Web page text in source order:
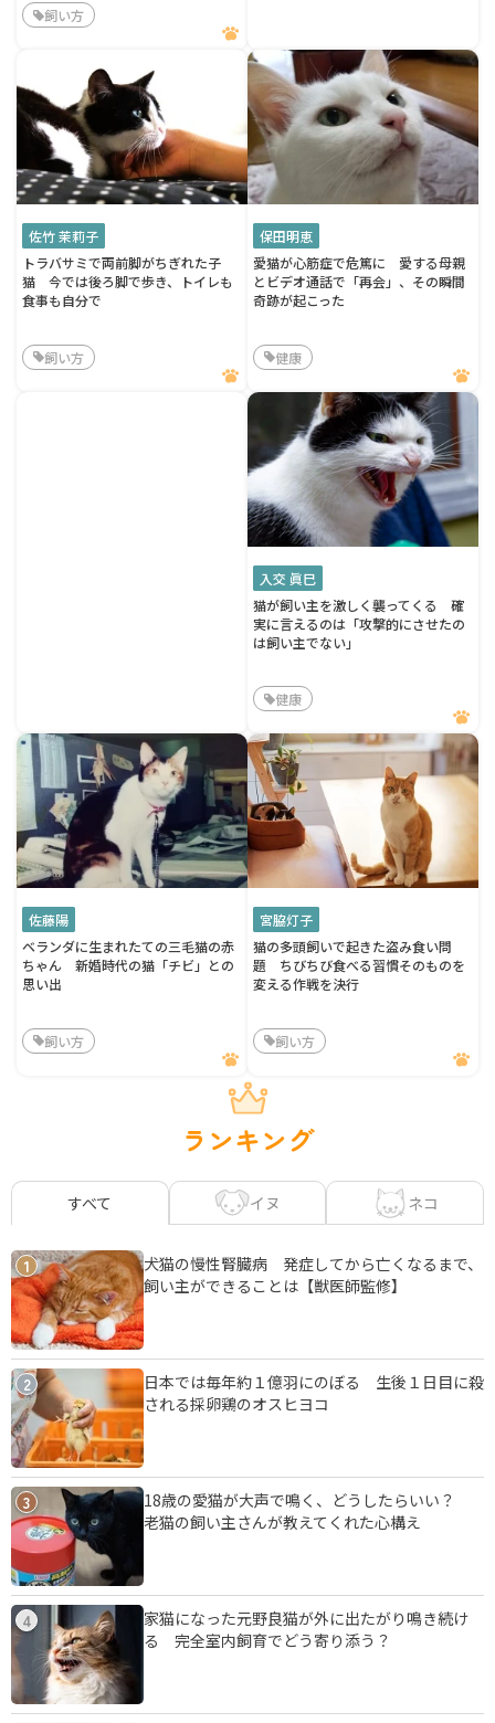
飼い方
佐竹 茉莉子
トラバサミで両前脚がちぎれた子
猫 今では後ろ脚で歩き、トイレも
食事も自分で
飼い方
保田明恵
愛猫が心筋症で危篤に 愛する母親
とビデオ通話で「再会」、その瞬間
奇跡が起こった
健康
入交 眞巳
猫が飼い主を激しく襲ってくる 確
実に言えるのは「攻撃的にさせたの
は飼い主でない」
健康
佐藤陽
ベランダに生まれたての三毛猫の赤
ちゃん 新婚時代の猫「チビ」との
思い出
飼い方
宮脇灯子
猫の多頭飼いで起きた盗み食い問
題 ちびちび食べる習慣そのものを
変える作戦を決行
飼い方
ランキング
すべて イヌ ネコ
1
犬猫の慢性腎臓病 発症してから亡くなるまで、
飼い主ができることは【獣医師監修】
2
日本では毎年約１億羽にのぼる 生後１日目に殺
される採卵鶏のオスヒヨコ
3
18歳の愛猫が大声で鳴く、どうしたらいい？
老猫の飼い主さんが教えてくれた心構え
4
家猫になった元野良猫が外に出たがり鳴き続け
る 完全室内飼育でどう寄り添う？